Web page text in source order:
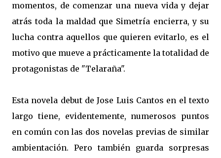
momentos, de comenzar una nueva vida y dejar
atrás toda la maldad que Simetría encierra, y su
lucha contra aquellos que quieren evitarlo, es el
motivo que mueve a prácticamente la totalidad de
protagonistas de "Telaraña".
Esta novela debut de Jose Luis Cantos en el texto
largo tiene, evidentemente, numerosos puntos
en común con las dos novelas previas de similar
ambientación. Pero también guarda sorpresas